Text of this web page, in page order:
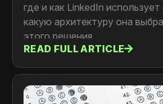
где и как LinkedIn
какую архитектуру она
этого решения
READ FULL ARTICLE